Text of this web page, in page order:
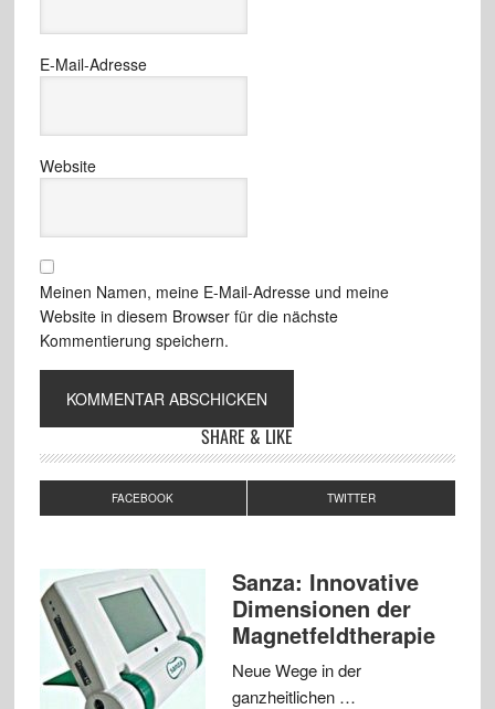
E-Mail-Adresse
Website
Meinen Namen, meine E-Mail-Adresse und meine
Website in diesem Browser für die nächste
Kommentierung speichern.
SHARE & LIKE
FACEBOOK TWITTER
Sanza: Innovative
Dimensionen der
Magnetfeldtherapie
Neue Wege in der
ganzheitlichen …